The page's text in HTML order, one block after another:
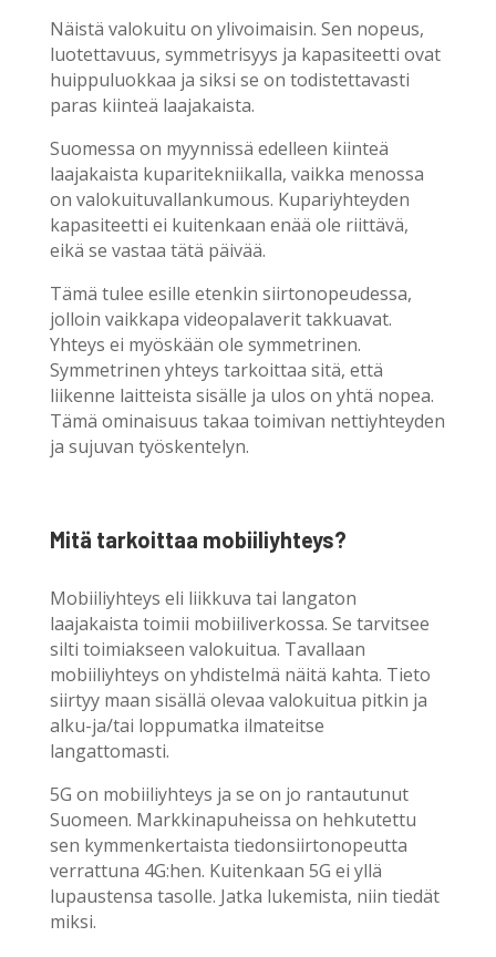
Näistä valokuitu on ylivoimaisin. Sen nopeus,
luotettavuus, symmetrisyys ja kapasiteetti ovat
huippuluokkaa ja siksi se on todistettavasti
paras kiinteä laajakaista.
Suomessa on myynnissä edelleen kiinteä
laajakaista kuparitekniikalla, vaikka menossa
on valokuituvallankumous. Kupariyhteyden
kapasiteetti ei kuitenkaan enää ole riittävä,
eikä se vastaa tätä päivää.
Tämä tulee esille etenkin siirtonopeudessa,
jolloin vaikkapa videopalaverit takkuavat.
Yhteys ei myöskään ole symmetrinen.
Symmetrinen yhteys tarkoittaa sitä, että
liikenne laitteista sisälle ja ulos on yhtä nopea.
Tämä ominaisuus takaa toimivan nettiyhteyden
ja sujuvan työskentelyn.
Mitä tarkoittaa mobiiliyhteys?
Mobiiliyhteys eli liikkuva tai langaton
laajakaista toimii mobiiliverkossa. Se tarvitsee
silti toimiakseen valokuitua. Tavallaan
mobiiliyhteys on yhdistelmä näitä kahta. Tieto
siirtyy maan sisällä olevaa valokuitua pitkin ja
alku-ja/tai loppumatka ilmateitse
langattomasti.
5G on mobiiliyhteys ja se on jo rantautunut
Suomeen. Markkinapuheissa on hehkutettu
sen kymmenkertaista tiedonsiirtonopeutta
verrattuna 4G:hen. Kuitenkaan 5G ei yllä
lupaustensa tasolle. Jatka lukemista, niin tiedät
miksi.